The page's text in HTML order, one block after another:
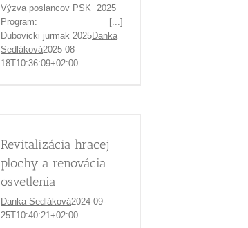
Výzva poslancov PSK 2025
Program: [...]
Dubovicki jurmak 2025Danka
Sedláková2025-08-
18T10:36:09+02:00
Revitalizácia hracej
plochy a renovácia
osvetlenia
Danka Sedláková2024-09-
25T10:40:21+02:00